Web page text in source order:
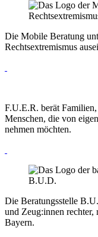
Die Mobile Beratung
Rechtsextremismus
F.U.E.R. berät
Menschen, die von
nehmen möchten.
Die Beratungsstelle
und Zeug:innen rechter,
Bayern.